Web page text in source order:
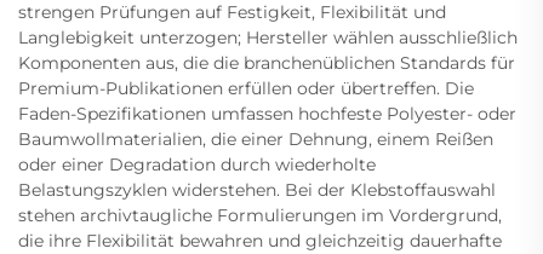
strengen Prüfungen auf Festigkeit, Flexibilität und
Langlebigkeit unterzogen; Hersteller wählen ausschließlich
Komponenten aus, die die branchenüblichen Standards für
Premium-Publikationen erfüllen oder übertreffen. Die
Faden-Spezifikationen umfassen hochfeste Polyester- oder
Baumwollmaterialien, die einer Dehnung, einem Reißen
oder einer Degradation durch wiederholte
Belastungszyklen widerstehen. Bei der Klebstoffauswahl
stehen archivtaugliche Formulierungen im Vordergrund,
die ihre Flexibilität bewahren und gleichzeitig dauerhafte